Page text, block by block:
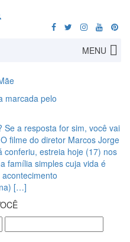
MENU
marcada pelo
a resposta for sim, você vai
filme do diretor Marcos Jorge
conferiu, estreia hoje (17) nos
família simples cuja vida é
[…]